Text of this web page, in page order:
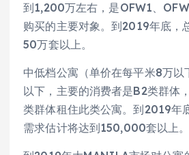
到1,200万左右，是OFW1、
购买的主要对象。到2019年底，
50万套以上。
中低档公寓（单价在每平米8万
以下，主要的消费者是B2类群体
类群体租住此类公寓。到2019年
需求估计将达到150,000套以上。